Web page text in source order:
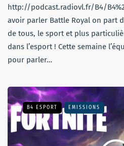
http://podcast.radiovl.fr/B4/
avoir parler Battle Royal on part
de tous, le sport et plus
dans l’esport ! Cette semaine
pour parler…
B4 ESPORT EMISSIONS